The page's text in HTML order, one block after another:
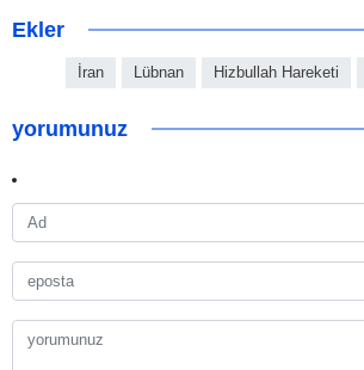
Ekler
İran Lübnan Hizbullah Hareketi
yorumunuz